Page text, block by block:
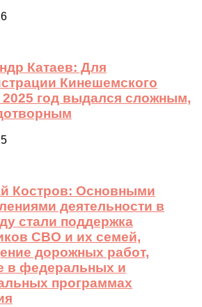
Катаев: Для
Кинешемского
2025 год выдался сложным,
Костров: Основными
деятельности в
стали поддержка
СВО и их семей,
дорожных работ,
в федеральных и
программах